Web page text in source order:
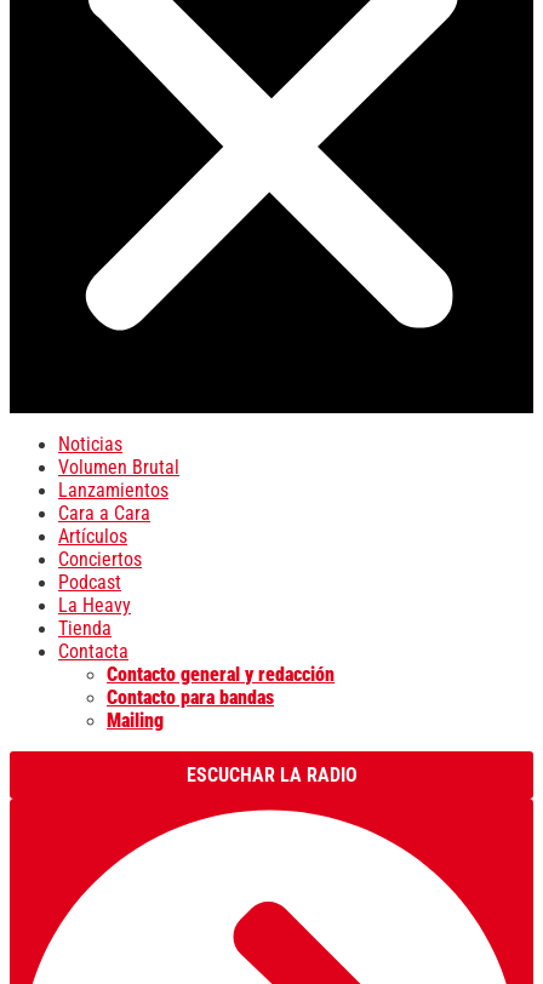
Noticias
Volumen Brutal
Lanzamientos
Cara a Cara
Artículos
Conciertos
Podcast
La Heavy
Tienda
Contacta
Contacto general y redacción
Contacto para bandas
Mailing
ESCUCHAR LA RADIO